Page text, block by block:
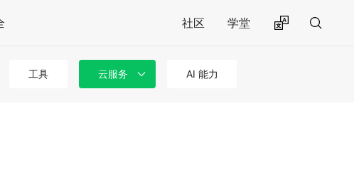
社区 学堂
工具 云服务 AI 能力